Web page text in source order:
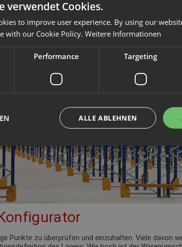
Punkte zu überprüfen und einzuhalten. Viele
verwendet Cookies.
to improve user experience. By using our
with our Cookie Policy. Weitere Informationen
Performance Targeting
ALLE ABLEHNEN